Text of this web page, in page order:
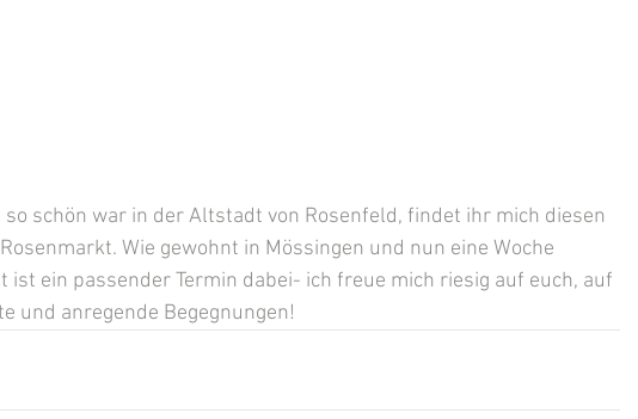
so schön war in der Altstadt von Rosenfeld, findet ihr mich diesen
Wie gewohnt in Mössingen und nun eine Woche
ist ein passender Termin dabei- ich freue mich riesig auf euch, auf
und anregende Begegnungen!